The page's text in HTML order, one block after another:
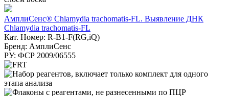
АмплиСенс® Chlamydia trachomatis-FL. Выявление ДНК
Chlamydia trachomatis-FL
Кат. Номер: R-B1-F(RG,iQ)
Бренд: АмплиСенс
РУ: ФСР 2009/06555